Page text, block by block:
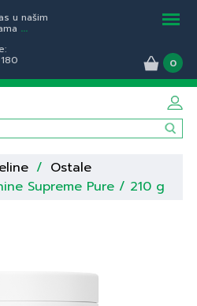
u našim
...
0
/ Ostale
Supreme Pure / 210 g